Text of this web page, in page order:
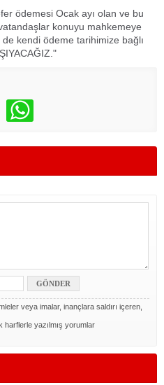
ödemesi Ocak ayı olan ve bu
konuyu mahkemeye
de kendi ödeme tarihimize bağlı
veya imalar, inançlara saldırı içeren,
yazılmış yorumlar